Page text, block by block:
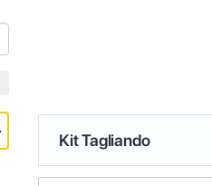
Kit Tagliando